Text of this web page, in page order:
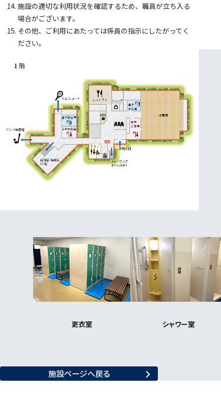
施設の適切な利用状況を確認するため、職員が立ち入る
場合がございます。
その他、ご利用にあたっては係員の指示にしたがってく
ださい。
更衣室 シャワー室
施設ページへ戻る